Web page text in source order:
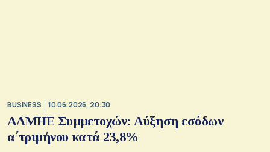
BUSINESS 10.06.2026, 20:30
ΑΔΜΗΕ Συμμετοχών: Αύξηση εσόδων
α΄τριμήνου κατά 23,8%